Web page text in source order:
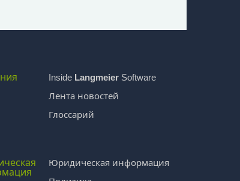
Inside LangmeierSoftware
Лента новостей
Глоссарий
Юридическая информация